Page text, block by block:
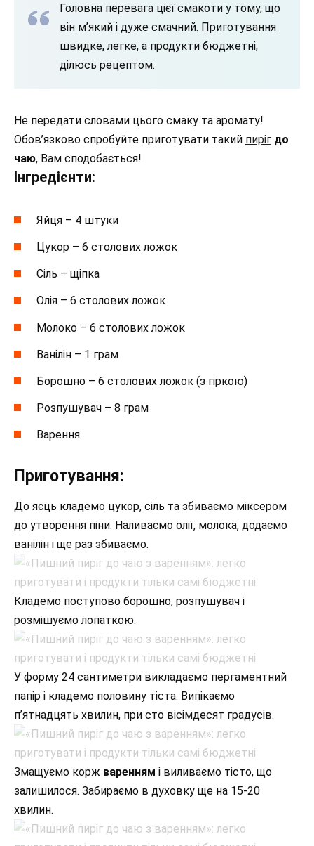
Головна перевага цієї смакоти у тому, що
він м’який і дуже смачний. Приготування
швидке, легке, а продукти бюджетні,
ділюсь рецептом.
Не передати словами цього смаку та аромату!
Обов’язково спробуйте приготувати такий пиріг до
чаю, Вам сподобається!
Інгредієнти:
Яйця – 4 штуки
Цукор – 6 столових ложок
Сіль – щіпка
Олія – 6 столових ложок
Молоко – 6 столових ложок
Ванілін – 1 грам
Борошно – 6 столових ложок (з гіркою)
Розпушувач – 8 грам
Варення
Приготування:
До яєць кладемо цукор, сіль та збиваємо міксером
до утворення піни. Наливаємо олії, молока, додаємо
ванілін і ще раз збиваємо.
Кладемо поступово борошно, розпушувач і
розмішуємо лопаткою.
У форму 24 сантиметри викладаємо пергаментний
папір і кладемо половину тіста. Випікаємо
п’ятнадцять хвилин, при сто вісімдесят градусів.
Змащуємо корж варенням і виливаємо тісто, що
залишилося. Забираємо в духовку ще на 15-20
хвилин.